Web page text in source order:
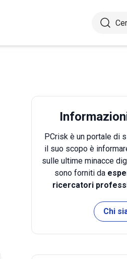
PCrisk è un portale di
il suo scopo è
sulle ultime minacce
sono forniti da
ricercatori
Chi